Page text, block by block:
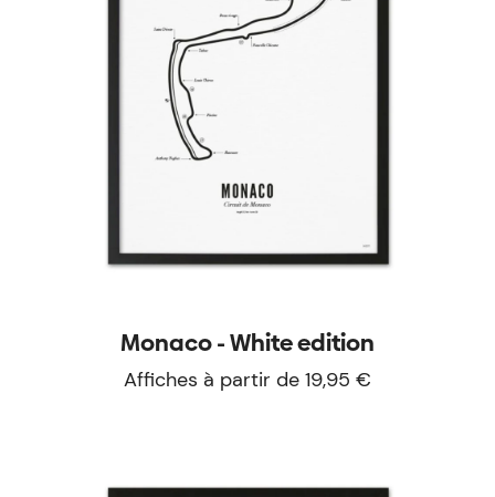
Monaco - White edition
Affiches à partir de 19,95 €